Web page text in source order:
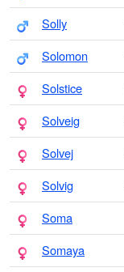
Solly
Solomon
Solstice
Solveig
Solvej
Solvig
Soma
Somaya